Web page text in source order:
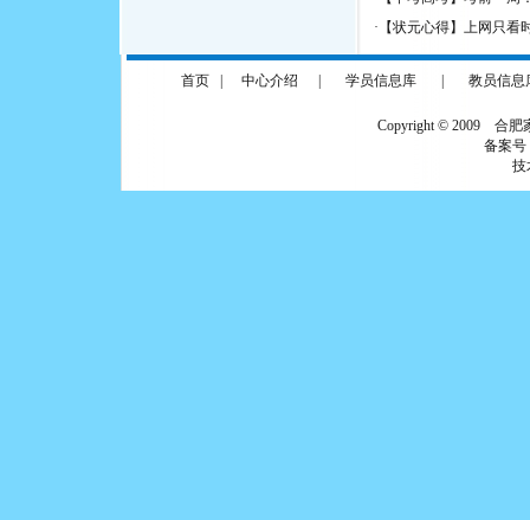
· 【状元心得】上网只
首页 中心介绍 学员信息库 教员信息
Copyright © 2009 合肥
备案号
技